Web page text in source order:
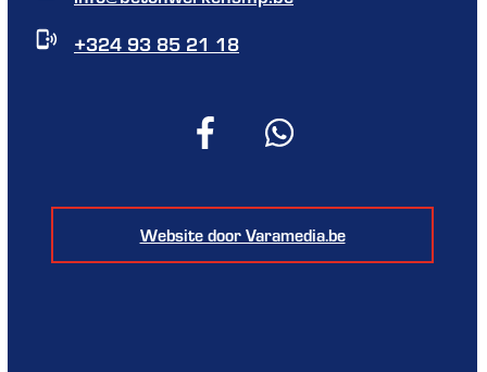
+324 93 85 21 18
Website door Varamedia.be